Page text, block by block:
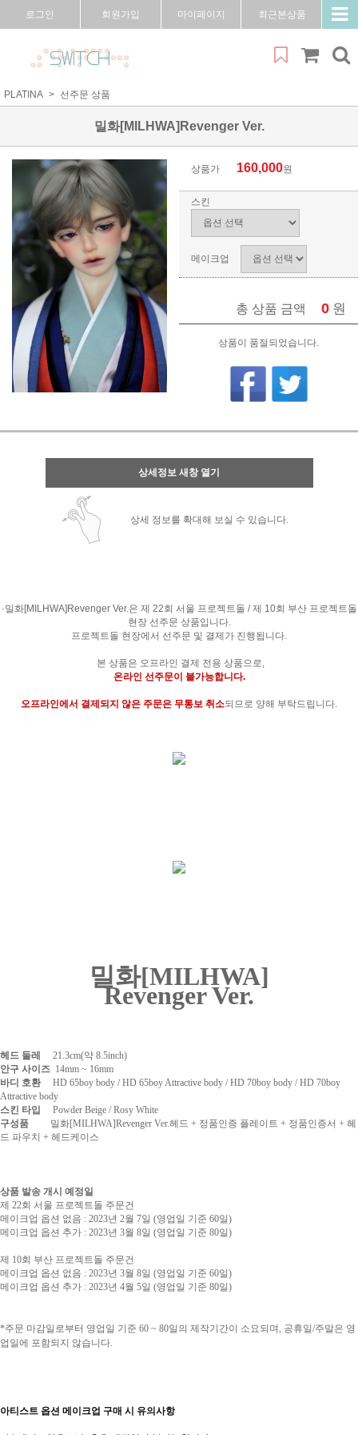
로그인 회원가입 마이페이지 최근본상품
PLATINA 선주문 상품
밀화[MILHWA]Revenger Ver.
상품가 160,000원
스킨
메이크업
총 상품 금액 0 원
상품이 품절되었습니다.
상세정보 새창 열기
상세 정보를 확대해 보실 수 있습니다.
·밀화[MILHWA]Revenger Ver.은 제 22회 서울 프로젝트돌 / 제 10회 부산 프로젝트돌
현장 선주문 상품입니다.
프로젝트돌 현장에서 선주문 및 결제가 진행됩니다.
본 상품은 오프라인 결제 전용 상품으로,
온라인 선주문이 불가능합니다.
오프라인에서 결제되지 않은 주문은 무통보 취소되므로 양해 부탁드립니다.
밀화[MILHWA]
Revenger Ver.
헤드 둘레 21.3cm(약 8.5inch)
안구 사이즈 14mm ~ 16mm
바디 호환HD 65boy body / HD 65boy Attractive body / HD 70boy body /HD 70boy
Attractive body
스킨 타입 Powder Beige / Rosy White
구성품 밀화[MILHWA]Revenger Ver.헤드 + 정품인증 플레이트 + 정품인증서 + 헤
드 파우치 + 헤드케이스
상품 발송 개시 예정일
제 22회 서울 프로젝트돌 주문건
메이크업 옵션 없음 : 2023년 2월 7일 (영업일 기준 60일)
메이크업 옵션 추가 : 2023년 3월 8일 (영업일 기준 80일)
제 10회 부산 프로젝트돌 주문건
메이크업 옵션 없음 : 2023년 3월 8일 (영업일 기준 60일)
메이크업 옵션 추가 : 2023년 4월 5일 (영업일 기준 80일)
*주문 마감일로부터 영업일 기준 60 ~ 80일의 제작기간이 소요되며, 공휴일/주말은 영
업일에 포함되지 않습니다.
아티스트 옵션 메이크업 구매 시 유의사항